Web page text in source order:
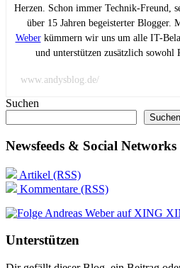
Herzen. Schon immer Technik-Freund,
über 15 Jahren begeisterter Blogger.
Weberkümmern wir uns um alle IT-
und unterstützen zusätzlich sowohl
www.andysblog.de/
Suchen
Suchen
Newsfeeds & Social Networks
Artikel (RSS)
Kommentare (RSS)
Unterstützen